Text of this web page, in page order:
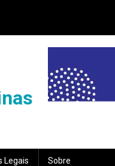
Legais Sobre